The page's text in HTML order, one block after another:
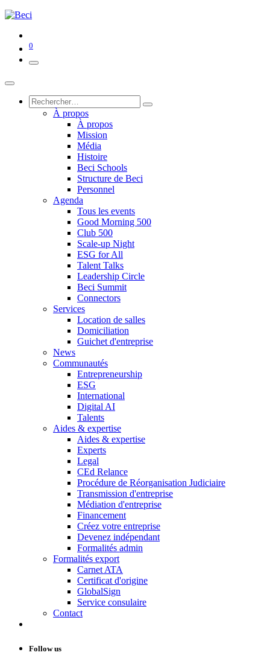
0
À propos
À propos
Mission
Média
Histoire
Beci Schools
Structure de Beci
Personnel
Agenda
Tous les events
Good Morning 500
Club 500
Scale-up Night
ESG for All
Talent Talks
Leadership Circle
Beci Summit
Connectors
Services
Location de salles
Domiciliation
Guichet d'entreprise
News
Communautés
Entrepreneurship
ESG
International
Digital AI
Talents
Aides & expertise
Aides & expertise
Experts
Legal
CEd Relance
Procédure de Réorganisation Judiciaire
Transmission d'entreprise
Médiation d'entreprise
Financement
Créez votre entreprise
Devenez indépendant
Formalités admin
Formalités export
Carnet ATA
Certificat d'origine
GlobalSign
Service consulaire
Contact
Follow us